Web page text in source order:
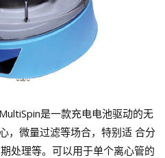
是一款充电电池驱动的无
，微量过滤等场合，特别适 合分
处理等。可以用于单个离心管的